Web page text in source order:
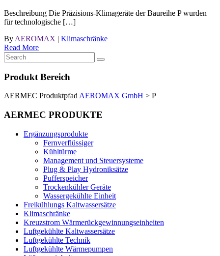
Beschreibung Die Präzisions-Klimageräte der Baureihe P wurden
für technologische […]
By AEROMAX | Klimaschränke
Read More
Produkt Bereich
AERMEC Produktpfad AEROMAX GmbH > P
AERMEC PRODUKTE
Ergänzungsprodukte
Fernverflüssiger
Kühltürme
Management und Steuersysteme
Plug & Play Hydroniksätze
Pufferspeicher
Trockenkühler Geräte
Wassergekühlte Einheit
Freikühlungs Kaltwassersätze
Klimaschränke
Kreuzstrom Wärmerückgewinnungseinheiten
Luftgekühlte Kaltwassersätze
Luftgekühlte Technik
Luftgekühlte Wärmepumpen